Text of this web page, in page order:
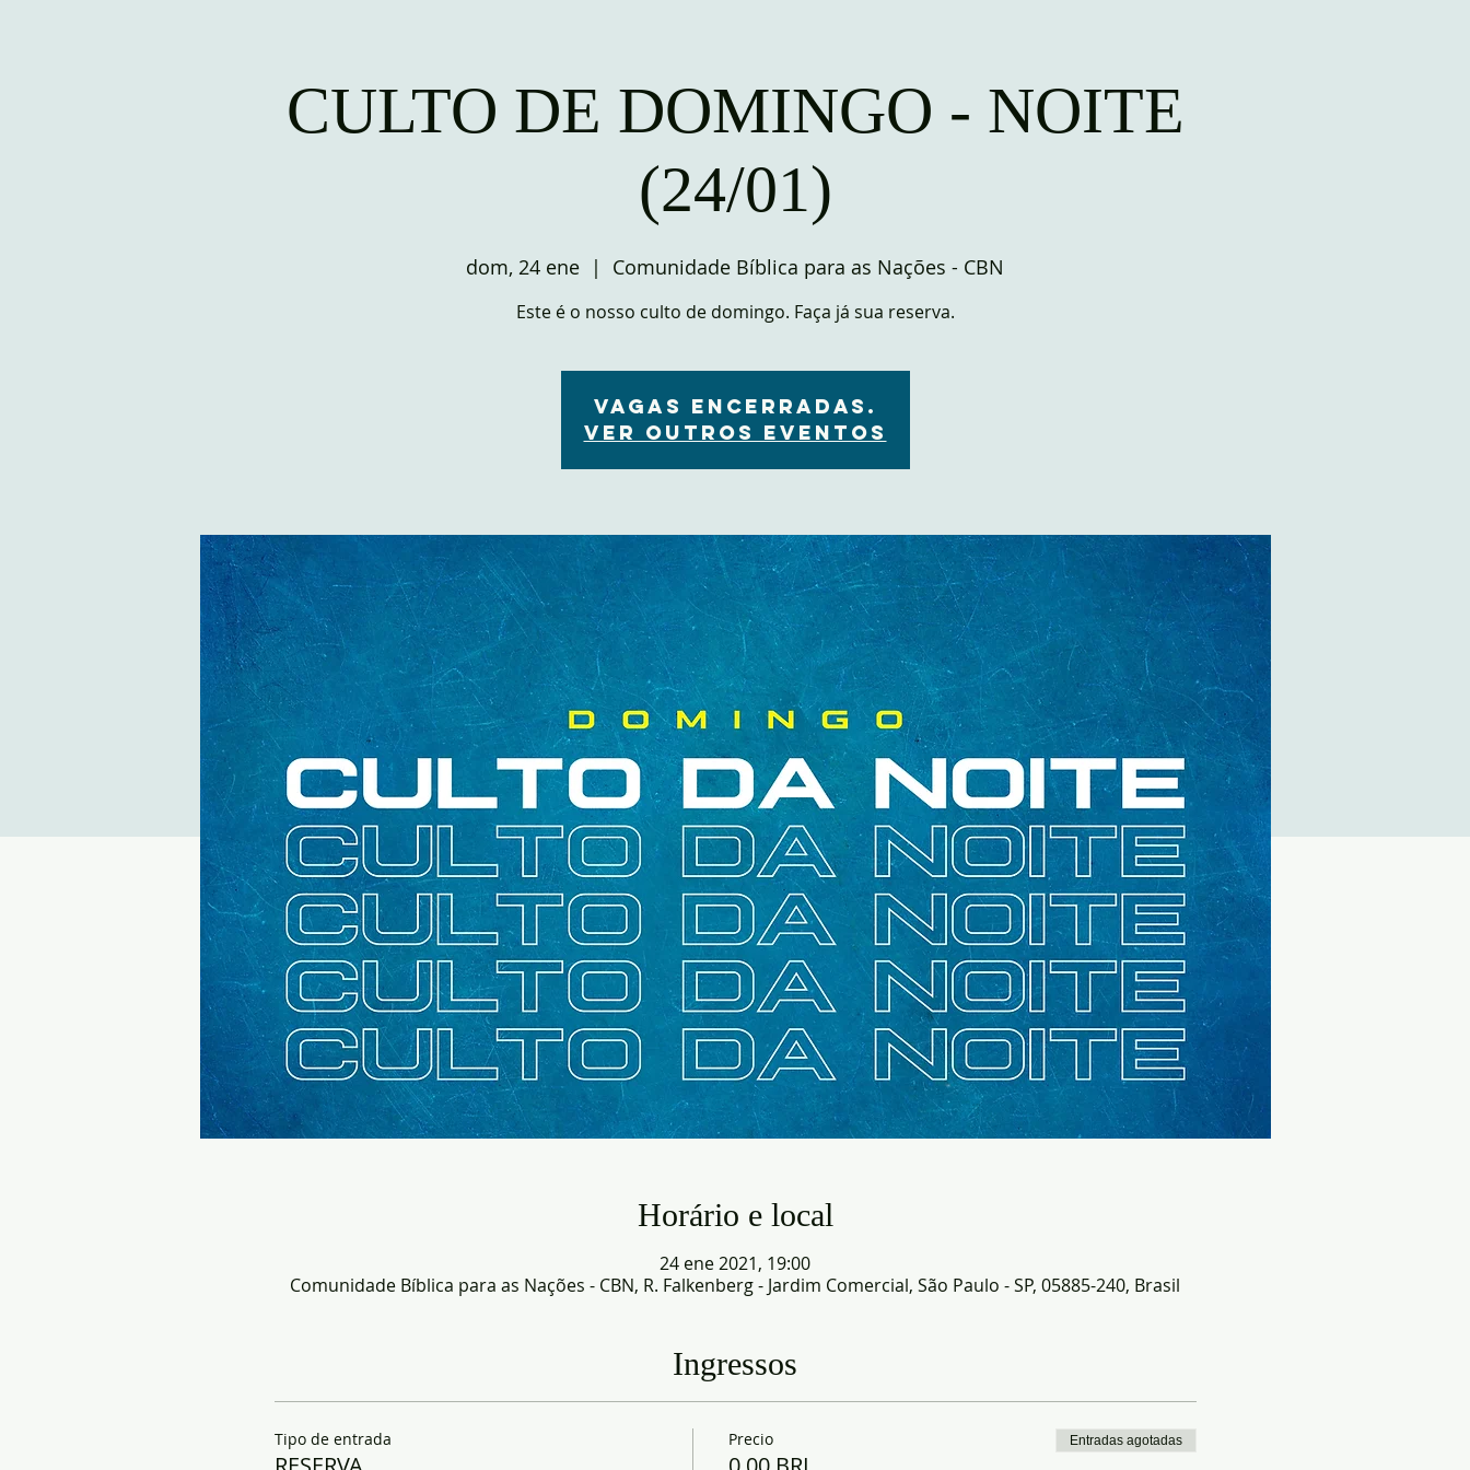
CULTO DE DOMINGO - NOITE
(24/01)
dom, 24 ene
  |
Comunidade Bíblica para as Nações - CBN
Este é o nosso culto de domingo. Faça já sua reserva.
VAGAS ENCERRADAS.
Ver outros eventos
Horário e local
24 ene 2021, 19:00
Comunidade Bíblica para as Nações - CBN, R. Falkenberg - Jardim Comercial, São Paulo - SP, 05885-240, Brasil
Ingressos
Tipo de entrada Precio Entradas agotadas